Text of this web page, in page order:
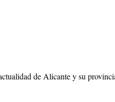
de Alicante y su